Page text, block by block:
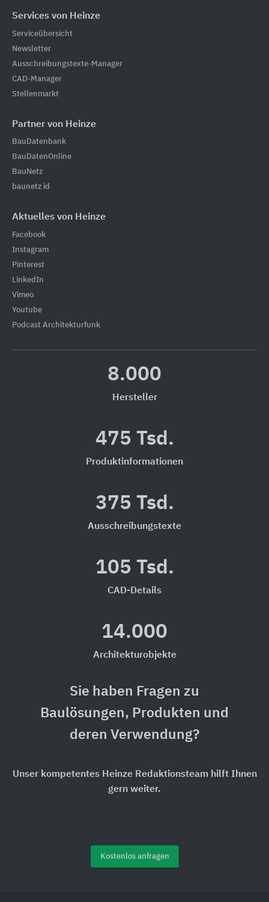
Services von Heinze
Serviceübersicht
Newsletter
Ausschreibungstexte-Manager
CAD-Manager
Stellenmarkt
Partner von Heinze
BauDatenbank
BauDatenOnline
BauNetz
baunetz id
Aktuelles von Heinze
Facebook
Instagram
Pinterest
LinkedIn
Vimeo
Youtube
Podcast Architekturfunk
8.000
Hersteller
475 Tsd.
Produktinformationen
375 Tsd.
Ausschreibungstexte
105 Tsd.
CAD-Details
14.000
Architekturobjekte
Sie haben Fragen zu
Baulösungen, Produkten und
deren Verwendung?
Unser kompetentes Heinze Redaktionsteam hilft Ihnen
gern weiter.
Kostenlos anfragen